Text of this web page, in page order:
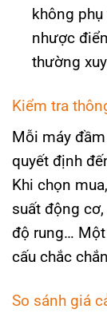
không
nhược
thường
Kiểm tra
Mỗi máy
quyết định
Khi chọn
suất động
độ rung…
cấu chắc
So sánh giá